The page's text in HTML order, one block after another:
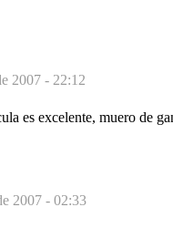
2007 - 22:12
es excelente, muero de
2007 - 02:33